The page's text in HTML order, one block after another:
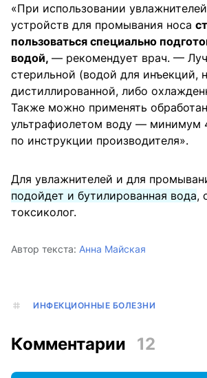
«При использовании
устройств для промывания носа
пользоваться специально
водой, — рекомендует врач. —
стерильной (водой для инъекций,
дистиллированной, либо
Также можно применять
ультрафиолетом воду — минимум
по инструкции производителя».
Для увлажнителей и для
подойдет и бутилированная вода,
токсиколог.
Автор текста: Анна Майская
ИНФЕКЦИОННЫЕ БОЛЕЗНИ
Комментарии 12